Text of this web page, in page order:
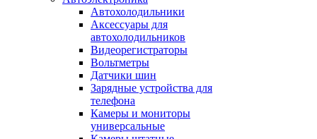
Автохолодильники
Аксессуары для
автохолодильников
Видеорегистраторы
Вольтметры
Датчики шин
Зарядные устройства для
телефона
Камеры и мониторы
универсальные